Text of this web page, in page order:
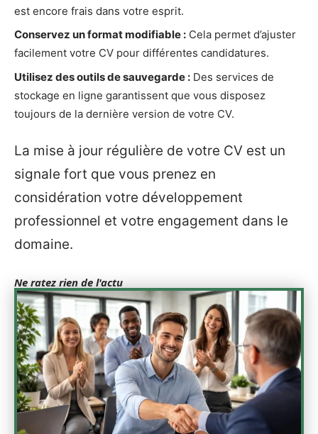
est encore frais dans votre esprit.
Conservez un format modifiable : Cela permet d’ajuster
facilement votre CV pour différentes candidatures.
Utilisez des outils de sauvegarde : Des services de
stockage en ligne garantissent que vous disposez
toujours de la dernière version de votre CV.
La mise à jour régulière de votre CV est un
signale fort que vous prenez en
considération votre développement
professionnel et votre engagement dans le
domaine.
Ne ratez rien de l'actu